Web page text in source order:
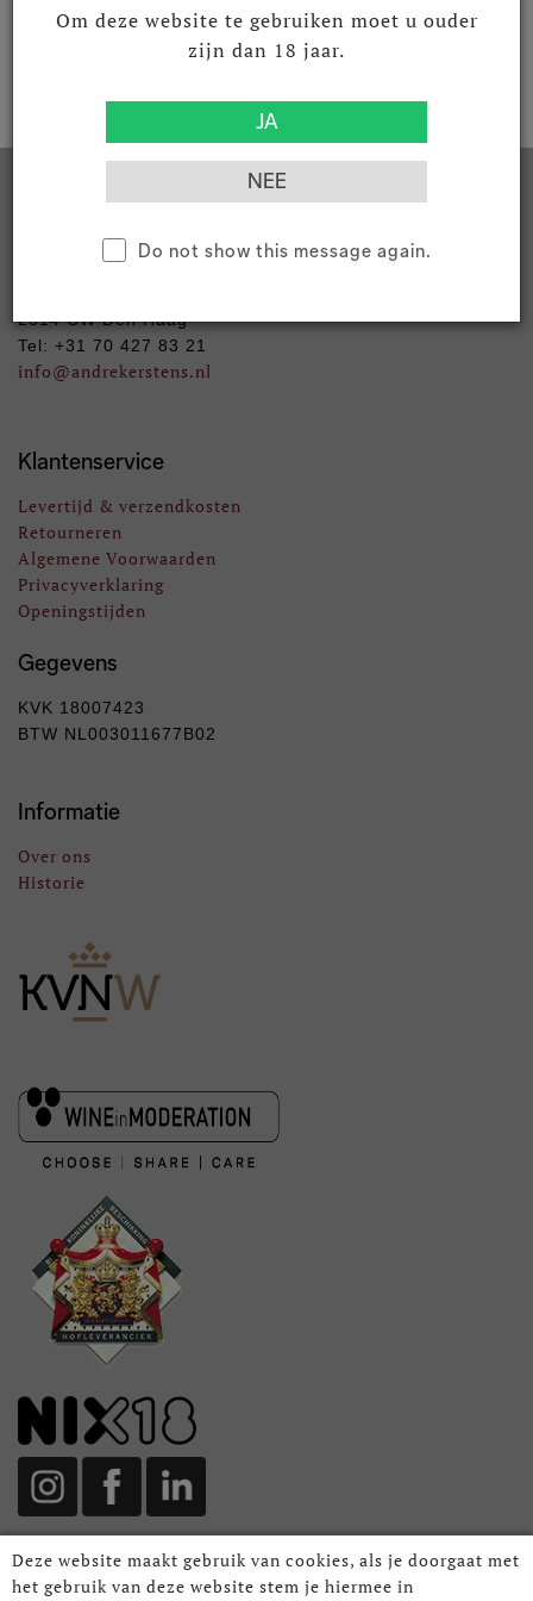
Deze website maakt gebruik van cookies, als je doorgaat met
het gebruik van deze website stem je hiermee in
Om deze website te gebruiken moet u ouder
zijn dan 18 jaar.
Do not show this message again.
Andre Kerstens B.V.
2514 CW Den Haag
Tel: +31 70 427 83 21
info@andrekerstens.nl
Klantenservice
Levertijd & verzendkosten
Retourneren
Algemene Voorwaarden
Privacyverklaring
Openingstijden
Gegevens
KVK 18007423
BTW NL003011677B02
Informatie
Over ons
Historie